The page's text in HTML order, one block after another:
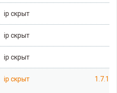
ip скрыт
ip скрыт
ip скрыт
ip скрыт 1.7.10